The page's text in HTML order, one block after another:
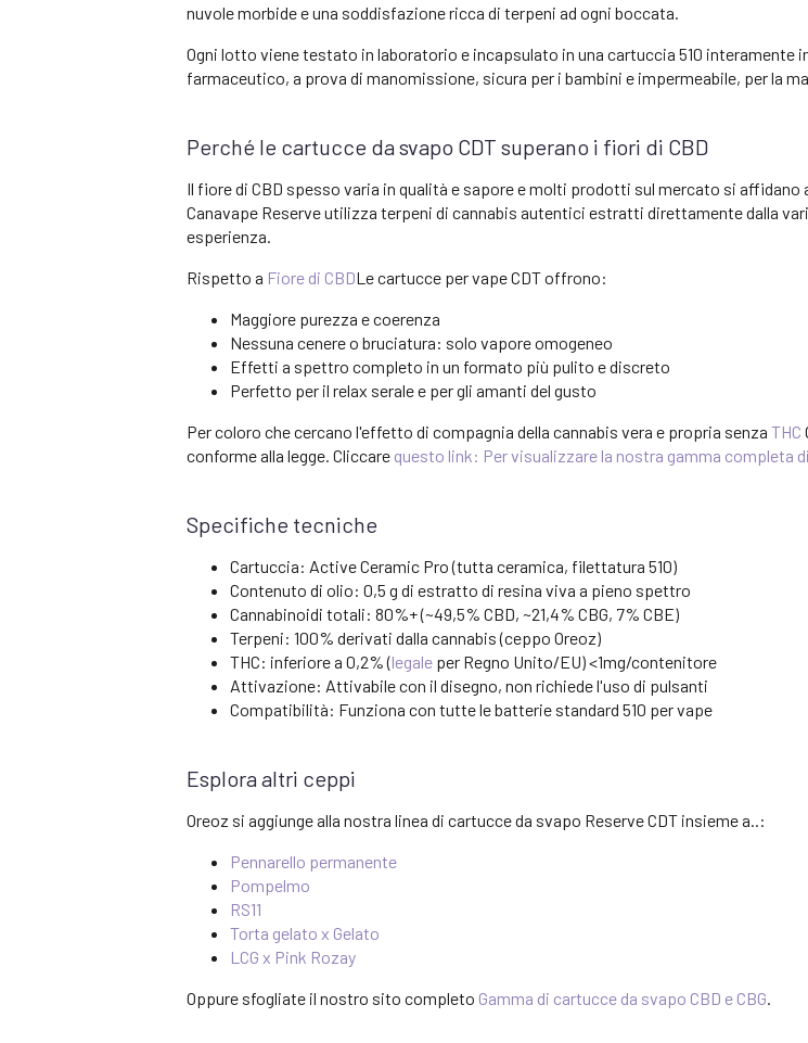
nuvole morbide e una soddisfazione ricca di terpeni ad ogni boccata.
Ogni lotto viene testato in laboratorio e incapsulato in una cartuccia 510 interamente
farmaceutico, a prova di manomissione, sicura per i bambini e impermeabile, per la
Perché le cartucce da svapo CDT superano i fiori di CBD
Il fiore di CBD spesso varia in qualità e sapore e molti prodotti sul mercato si
Canavape Reserve utilizza terpeni di cannabis autentici estratti direttamente dalla
esperienza.
Rispetto a Fiore di CBDLe cartucce per vape CDT offrono:
Maggiore purezza e coerenza
Nessuna cenere o bruciatura: solo vapore omogeneo
Effetti a spettro completo in un formato più pulito e discreto
Perfetto per il relax serale e per gli amanti del gusto
Per coloro che cercano l'effetto di compagnia della cannabis vera e propria senza THC
conforme alla legge. Cliccare questo link: Per visualizzare la nostra gamma completa
Specifiche tecniche
Cartuccia: Active Ceramic Pro (tutta ceramica, filettatura 510)
Contenuto di olio: 0,5 g di estratto di resina viva a pieno spettro
Cannabinoidi totali: 80%+ (~49,5% CBD, ~21,4% CBG, 7% CBE)
Terpeni: 100% derivati dalla cannabis (ceppo Oreoz)
THC: inferiore a 0,2% (legale per Regno Unito/EU) <1mg/contenitore
Attivazione: Attivabile con il disegno, non richiede l'uso di pulsanti
Compatibilità: Funziona con tutte le batterie standard 510 per vape
Esplora altri ceppi
Oreoz si aggiunge alla nostra linea di cartucce da svapo Reserve CDT insieme a..:
Pennarello permanente
Pompelmo
RS11
Torta gelato x Gelato
LCG x Pink Rozay
Oppure sfogliate il nostro sito completo Gamma di cartucce da svapo CBD e CBG